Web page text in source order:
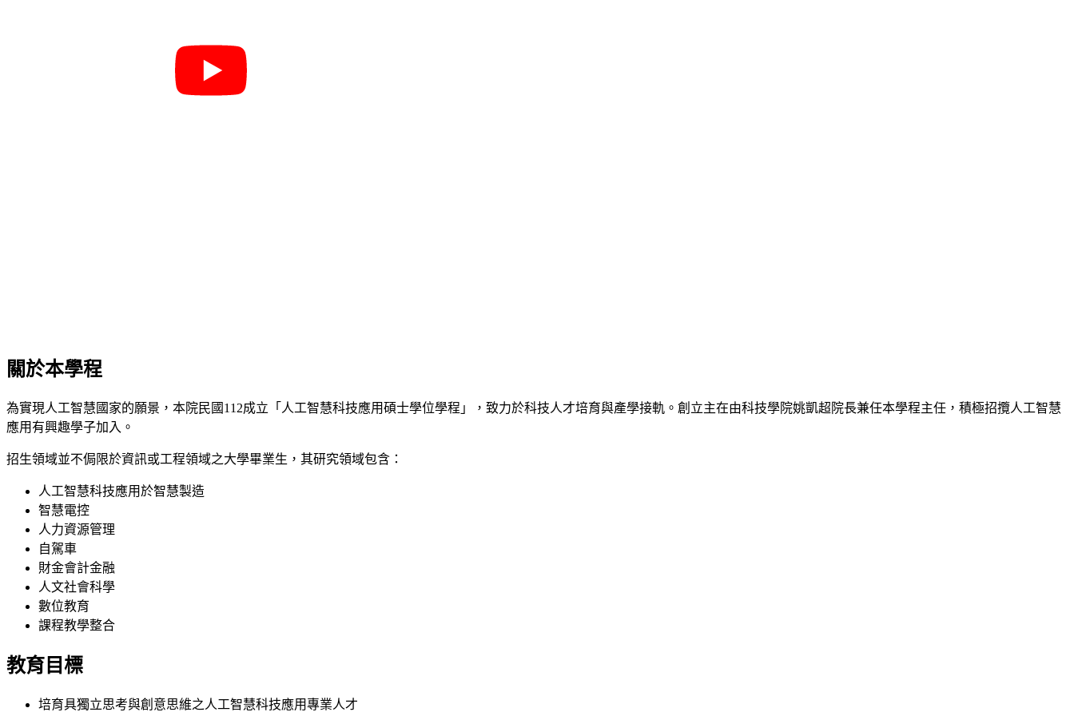
關於本學程
為實現人工智慧國家的願景，本院民國112成立「人工智慧科技應用碩士學位學程」，致力於科技人才培育與產學接軌。創立主在由科技學院姚凱超院長兼任本學程主任，積極招攬人工智慧
應用有興趣學子加入。
招生領域並不侷限於資訊或工程領域之大學畢業生，其研究領域包含：
人工智慧科技應用於智慧製造
智慧電控
人力資源管理
自駕車
財金會計金融
人文社會科學
數位教育
課程教學整合
教育目標
培育具獨立思考與創意思維之人工智慧科技應用專業人才